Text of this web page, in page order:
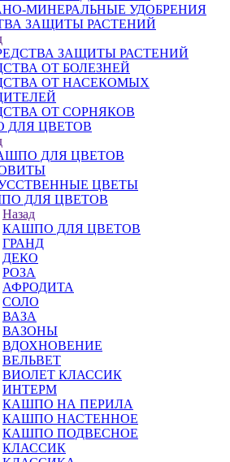
МИНЕРАЛЬНЫЕ УДОБРЕНИЯ
ЗАЩИТЫ РАСТЕНИЙ
ЗАЩИТЫ РАСТЕНИЙ
ОТ БОЛЕЗНЕЙ
ОТ НАСЕКОМЫХ
ОТ СОРНЯКОВ
ДЛЯ ЦВЕТОВ
ДЛЯ ЦВЕТОВ
ЦВЕТЫ
ДЛЯ ЦВЕТОВ
Назад
КАШПО ДЛЯ ЦВЕТОВ
ГРАНД
ДЕКО
РОЗА
АФРОДИТА
СОЛО
ВАЗА
ВАЗОНЫ
ВДОХНОВЕНИЕ
ВЕЛЬВЕТ
ВИОЛЕТ КЛАССИК
ИНТЕРМ
КАШПО НА ПЕРИЛА
КАШПО НАСТЕННОЕ
КАШПО ПОДВЕСНОЕ
КЛАССИК